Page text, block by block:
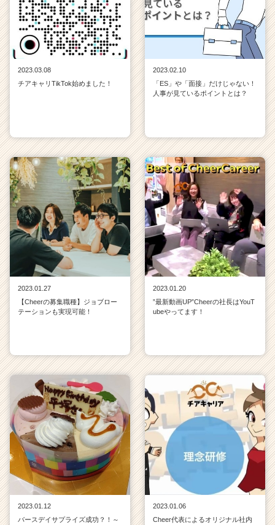
2023.03.08
チアキャリTikTok始めました！
2023.02.10
「ES」や「面接」だけじゃない！
人事が見ているポイントとは？
2023.01.27
【Cheerの募集職種】ジョブロー
テーションも実現可能！
2023.01.20
”最新動画UP”Cheerの社長はYouT
ubeやってます！
2023.01.12
バースデイサプライズ成功？！～
2023.01.06
Cheer代表によるオリジナル社内